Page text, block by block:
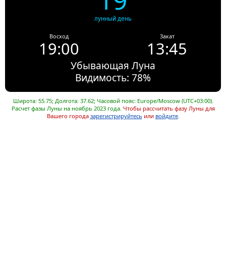
лунный день
Восход
19:00
Закат
13:45
Убывающая Луна
Видимость: 78%
Широта: 55.75; Долгота: 37.62; Часовой пояс: Europe/Moscow (UTC+03:00).
Расчет фазы Луны на ноябрь 2023 года. Чтобы рассчитать фазу Луны для
Вашего города зарегистрируйтесь или войдите.